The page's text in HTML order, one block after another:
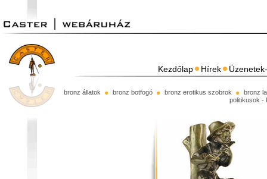
Kezdőlap Hírek
bronz állatok bronz botfogó bronz erotikus szobrok
bronz
politikusok -